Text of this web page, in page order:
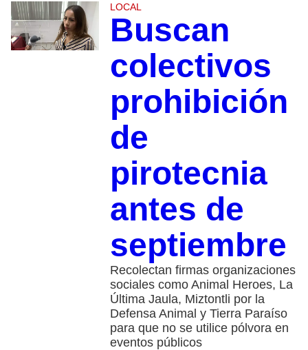
LOCAL
Buscan
colectivos
prohibición
de
pirotecnia
antes de
septiembre
Recolectan firmas organizaciones
sociales como Animal Heroes, La
Última Jaula, Miztontli por la
Defensa Animal y Tierra Paraíso
para que no se utilice pólvora en
eventos públicos